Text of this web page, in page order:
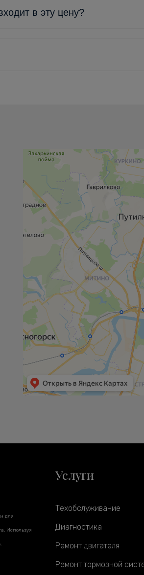
в эту цену?
для
Используя
Услуги
Техобслуживание
Диагностика
Ремонт двигателя
Ремонт тормозной